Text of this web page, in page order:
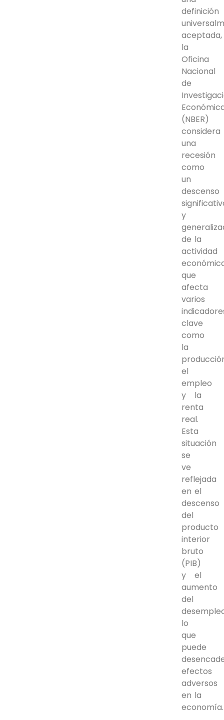
definición
aceptada,
la
Oficina
Nacional
de
(NBER)
considera
una
recesión
como
un
descenso
y
de la
actividad
que
afecta
varios
clave
como
la
el
empleo
y la
renta
real.
Esta
situación
se
ve
reflejada
en el
descenso
del
producto
interior
bruto
(PIB)
y el
aumento
del
lo
que
puede
efectos
adversos
en la
economía.